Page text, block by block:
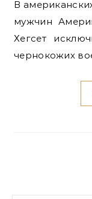
В американских ВМС повысили в звании только
мужчин
Хегсет
чернокожих